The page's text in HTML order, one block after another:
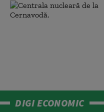
DIGI ECONOMIC